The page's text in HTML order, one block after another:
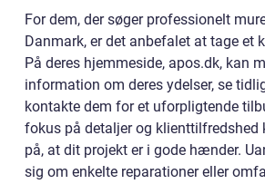
For dem, der søger professionelt
Danmark, er det anbefalet at tage et
På deres hjemmeside, apos.dk, kan
information om deres ydelser, se
kontakte dem for et uforpligtende
fokus på detaljer og klienttilfredshed
på, at dit projekt er i gode hænder.
sig om enkelte reparationer eller